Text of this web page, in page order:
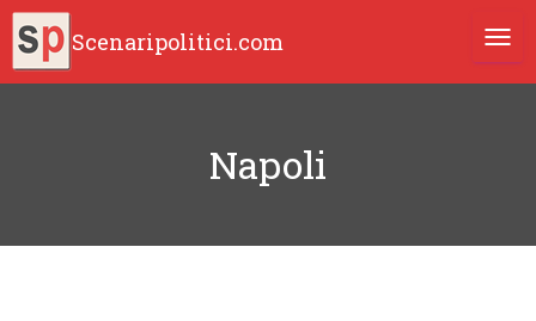
Scenaripolitici.com
Napoli